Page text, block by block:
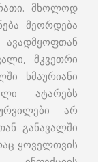
მხოლოდ
მეორდება
ავადმყოფთან
მკვეთრი
ხმაურიანი
ატარებს
არ
განავალში
ყოველთვის